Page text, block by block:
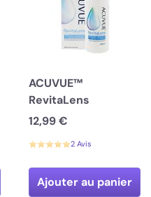
ACUVUE™
RevitaLens
12,99 €
2 Avis
Ajouter au panier